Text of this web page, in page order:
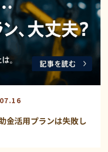
金活用プランは失敗し